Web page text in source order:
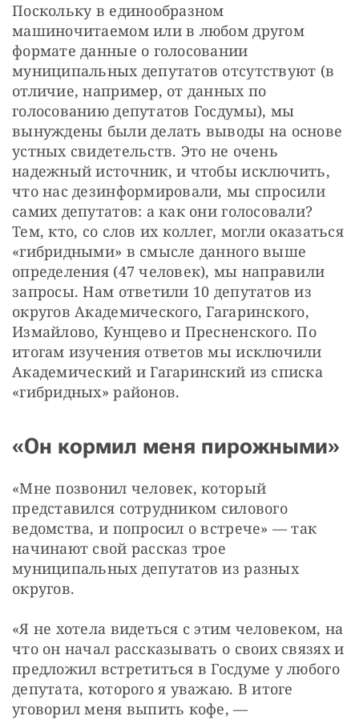
Поскольку в единообразном
машиночитаемом или в любом другом
формате данные о голосовании
муниципальных депутатов отсутствуют (в
отличие, например, от данных по
голосованию депутатов Госдумы), мы
вынуждены были делать выводы на основе
устных свидетельств. Это не очень
надежный источник, и чтобы исключить,
что нас дезинформировали, мы спросили
самих депутатов: а как они голосовали?
Тем, кто, со слов их коллег, могли оказаться
«гибридными» в смысле данного выше
определения (47 человек), мы направили
запросы. Нам ответили 10 депутатов из
округов Академического, Гагаринского,
Измайлово, Кунцево и Пресненского. По
итогам изучения ответов мы исключили
Академический и Гагаринский из списка
«гибридных» районов.
«Он кормил меня пирожными»
«Мне позвонил человек, который
представился сотрудником силового
ведомства, и попросил о встрече» — так
начинают свой рассказ трое
муниципальных депутатов из разных
округов.
«Я не хотела видеться с этим человеком, на
что он начал рассказывать о своих связях и
предложил встретиться в Госдуме у любого
депутата, которого я уважаю. В итоге
уговорил меня выпить кофе, —